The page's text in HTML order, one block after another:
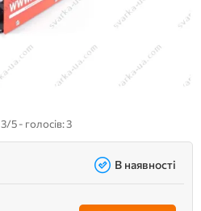
3/5 - голосів: 3
В наявності